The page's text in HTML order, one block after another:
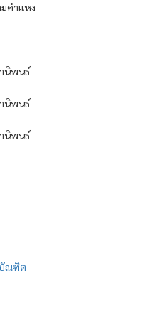
คำแหง
นิพนธ์
นิพนธ์
นิพนธ์
ณฑิต